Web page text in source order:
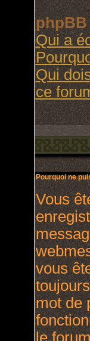
phpBB
Qui a
Qui
ce
Pourquoi ne
Vous
vous
mot de
le